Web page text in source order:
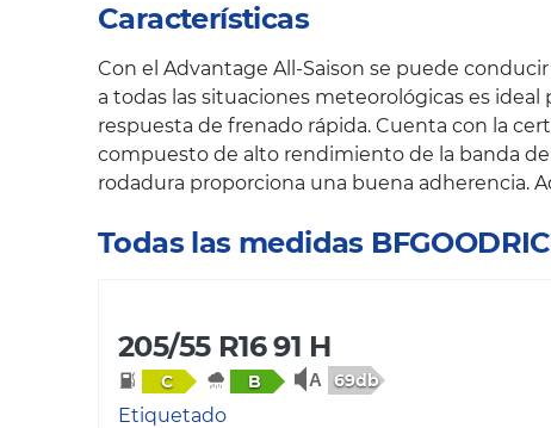
Características
Con el Advantage All-Saison se puede
a todas las situaciones meteorológicas es
respuesta de frenado rápida. Cuenta con la
compuesto de alto rendimiento de la banda
rodadura proporciona una buena adherencia.
Todas las medidas
205/55 R16 91 H
C B 69db
Etiquetado